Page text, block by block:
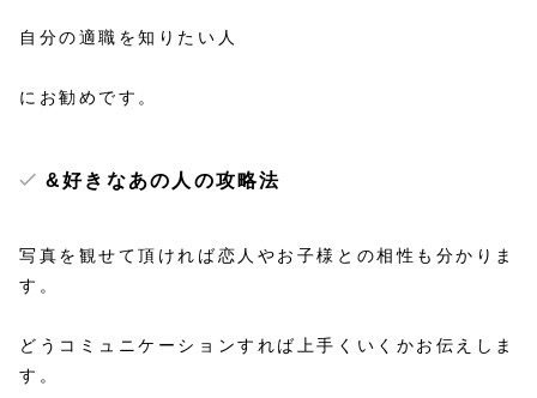
自分の適職を知りたい人
にお勧めです。
&好きなあの人の攻略法
写真を観せて頂ければ恋人やお子様との相性も分かりま
す。
どうコミュニケーションすれば上手くいくかお伝えしま
す。